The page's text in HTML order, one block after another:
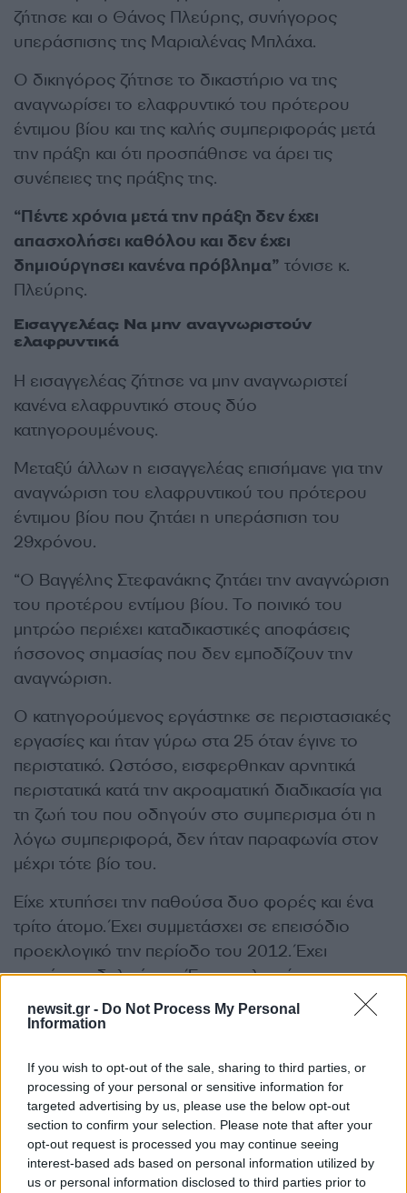
newsit.gr - Do Not Process My Personal
Information
If you wish to opt-out of the sale, sharing to third parties, or
processing of your personal or sensitive information for
targeted advertising by us, please use the below opt-out
section to confirm your selection. Please note that after your
opt-out request is processed you may continue seeing
interest-based ads based on personal information utilized by
us or personal information disclosed to third parties prior to
ζήτησε και ο Θάνος Πλεύρης, συνήγορος
υπεράσπισης της Μαριαλένας Μπλάχα.
Ο δικηγόρος ζήτησε το δικαστήριο να της
αναγνωρίσει το ελαφρυντικό του πρότερου
έντιμου βίου και της καλής συμπεριφοράς μετά
την πράξη και ότι προσπάθησε να άρει τις
συνέπειες της πράξης της.
“Πέντε χρόνια μετά την πράξη δεν έχει
απασχολήσει καθόλου και δεν έχει
δημιούργησει κανένα πρόβλημα” τόνισε κ.
Πλεύρης.
Εισαγγελέας: Να μην αναγνωριστούν
ελαφρυντικά
Η εισαγγελέας ζήτησε να μην αναγνωριστεί
κανένα ελαφρυντικό στους δύο
κατηγορουμένους.
Μεταξύ άλλων η εισαγγελέας επισήμανε για την
αναγνώριση του ελαφρυντικού του πρότερου
έντιμου βίου που ζητάει η υπεράσπιση του
29χρόνου.
“Ο Βαγγέλης Στεφανάκης ζητάει την αναγνώριση
του προτέρου εντίμου βίου. Το ποινικό του
μητρώο περιέχει καταδικαστικές αποφάσεις
ήσσονος σημασίας που δεν εμποδίζουν την
αναγνώριση.
Ο κατηγορούμενος εργάστηκε σε περιστασιακές
εργασίες και ήταν γύρω στα 25 όταν έγινε το
περιστατικό. Ωστόσο, εισφερθηκαν αρνητικά
περιστατικά κατά την ακροαματική διαδικασία για
τη ζωή του που οδηγούν στο συμπερισμα ότι η
λόγω συμπεριφορά, δεν ήταν παραφωνία στον
μέχρι τότε βίο του.
Είχε χτυπήσει την παθούσα δυο φορές και ένα
τρίτο άτομο. Έχει συμμετάσχει σε επεισόδιο
προεκλογικό την περίοδο του 2012. Έχει
χτυπήσει αδελφή του. Έχει εμπλακεί σε
αστυνομικό τμήμα σε επεισόδιο. Αυτά τα
περιστατικά είναι αρνητικά που εμποδίζουν
κατηγορουμένου. Η μετέπειτα συμπεριφορά που
κρίθηκε ένοχος, δεν ήταν παραφωνία στη ζωή
του”.
Ποιά καλή συμπεριφορά; Ήθελε μόνο να
αυτοπροστατευθεί